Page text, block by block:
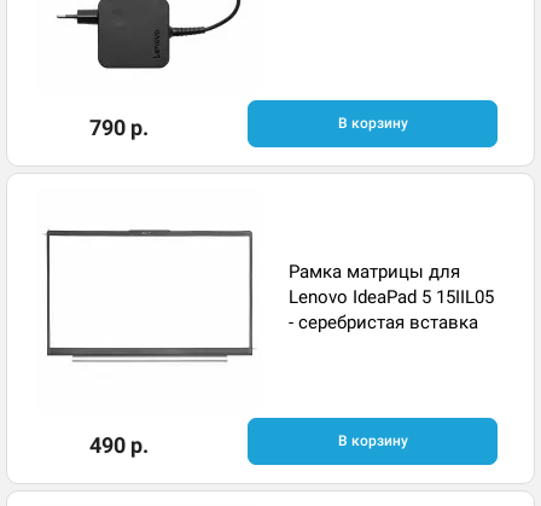
790 р. В корзину
Рамка матрицы для
Lenovo IdeaPad 5 15IIL05
- серебристая вставка
490 р. В корзину